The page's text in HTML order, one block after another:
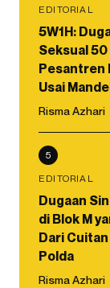
EDITORIAL
5W1H:
Seksual
Pesantren
Usai
Risma Azhari
5
EDITORIAL
Dugaan
di Blok M
Dari Cuitan
Polda
Risma Azhari